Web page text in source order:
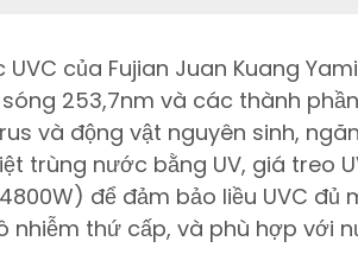
của Fujian Juan Kuang
253,7nm và các thành
và động vật nguyên sinh,
trùng nước bằng UV, giá treo
để đảm bảo liều UVC
nhiễm thứ cấp, và phù hợp với